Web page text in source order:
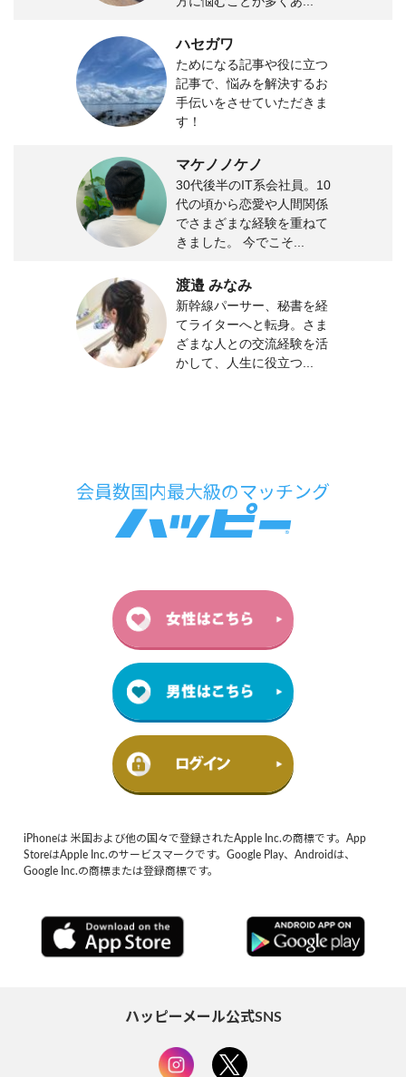
ハセガワ
ためになる記事や役に立つ
記事で、悩みを解決するお
手伝いをさせていただきま
す！
マケノノケノ
30代後半のIT系会社員。10
代の頃から恋愛や人間関係
でさまざまな経験を重ねて
きました。 今でこそ...
渡邉 みなみ
新幹線パーサー、秘書を経
てライターへと転身。さま
ざまな人との交流経験を活
かして、人生に役立つ...
iPhoneは 米国および他の国々で登録されたApple Inc.の商標です。App
StoreはApple Inc.のサービスマークです。Google Play、Androidは、
Google Inc.の商標または登録商標です。
ハッピーメール公式SNS